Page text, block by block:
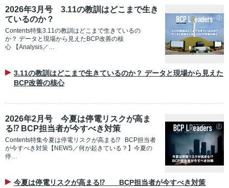
2026年3月号 3.11の教訓はどこまで生き
ているのか？
Contents特集3.11の教訓はどこまで生きているの
か？ データと現場から見えたBCP改善の核
心 【Analysis／…
3.11の教訓はどこまで生きているのか？ データと現場から見えた
BCP改善の核心
2026年2月号 今夏は停電リスクが高ま
る⁉ BCP担当者が今すべき対策
Contents特集今夏は停電リスクが高まる⁉ BCP担当者
が今すべき対策【NEWS／何が起きている？】今夏の
停…
今夏は停電リスクが高まる⁉ BCP担当者が今すべき対策